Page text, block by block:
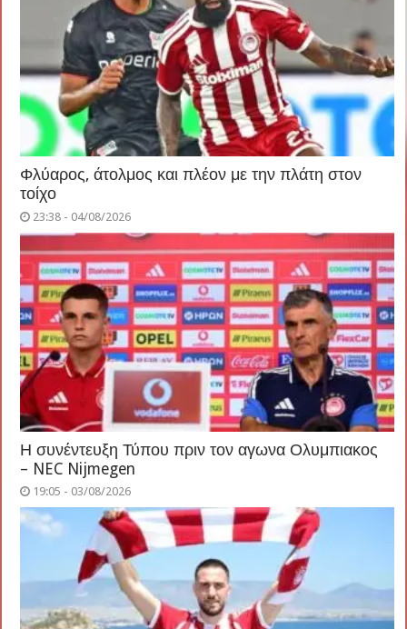
Φλύαρος, άτολμος και πλέον με την πλάτη στον
τοίχο
23:38 - 04/08/2026
Η συνέντευξη Τύπου πριν τον αγωνα Ολυμπιακος
– NEC Nijmegen
19:05 - 03/08/2026